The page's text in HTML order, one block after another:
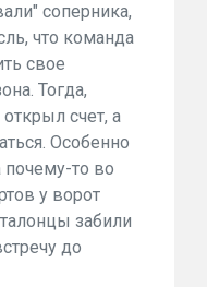
соперника,
что команда
свое
Тогда,
счет, а
Особенно
почему-то во
у ворот
забили
до